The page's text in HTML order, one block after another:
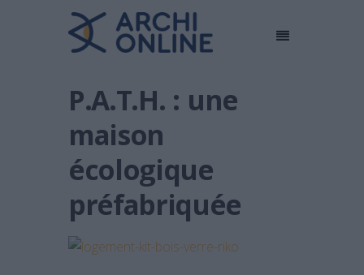
P.A.T.H. : une
maison
écologique
préfabriquée